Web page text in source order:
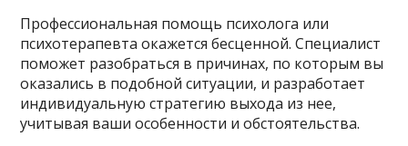
Профессиональная помощь психолога или
психотерапевта окажется бесценной. Специалист
поможет разобраться в причинах, по которым вы
оказались в подобной ситуации, и разработает
индивидуальную стратегию выхода из нее,
учитывая ваши особенности и обстоятельства.